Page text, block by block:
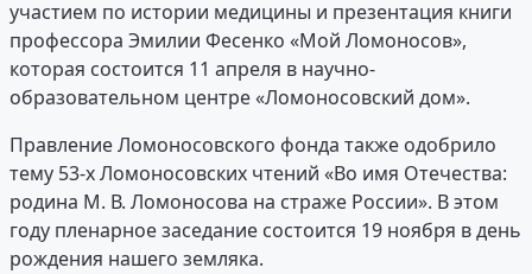
участием по истории медицины и презентация книги
профессора Эмилии Фесенко «Мой Ломоносов»,
которая состоится 11 апреля в научно-
образовательном центре «Ломоносовский дом».
Правление Ломоносовского фонда также одобрило
тему 53-х Ломоносовских чтений «Во имя Отечества:
родина М. В. Ломоносова на страже России». В этом
году пленарное заседание состоится 19 ноября в день
рождения нашего земляка.